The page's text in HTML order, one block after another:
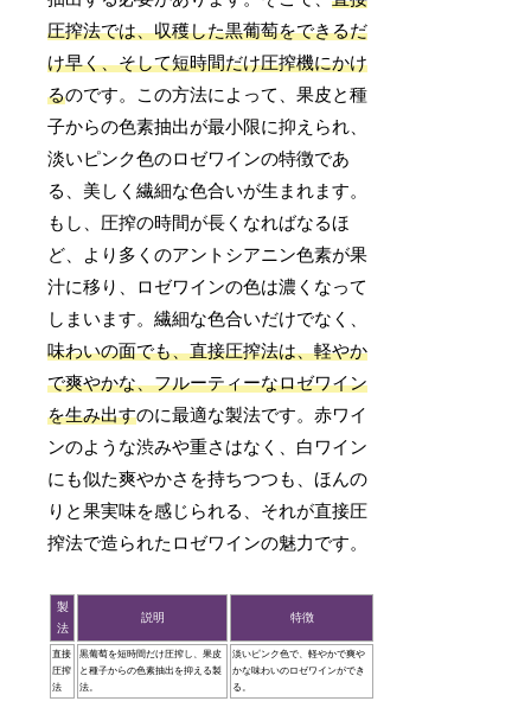
圧搾法では、収穫した黒葡萄をできるだ
け早く、そして短時間だけ圧搾機にかけ
るのです。この方法によって、果皮と種
子からの色素抽出が最小限に抑えられ、
淡いピンク色のロゼワインの特徴であ
る、美しく繊細な色合いが生まれます。
もし、圧搾の時間が長くなればなるほ
ど、より多くのアントシアニン色素が果
汁に移り、ロゼワインの色は濃くなって
しまいます。繊細な色合いだけでなく、
味わいの面でも、直接圧搾法は、軽やか
で爽やかな、フルーティーなロゼワイン
を生み出すのに最適な製法です。赤ワイ
ンのような渋みや重さはなく、白ワイン
にも似た爽やかさを持ちつつも、ほんの
りと果実味を感じられる、それが直接圧
搾法で造られたロゼワインの魅力です。
製
法
説明 特徴
直接
圧搾
法
黒葡萄を短時間だけ圧搾し、果皮
と種子からの色素抽出を抑える製
法。
淡いピンク色で、軽やかで爽や
かな味わいのロゼワインができ
る。